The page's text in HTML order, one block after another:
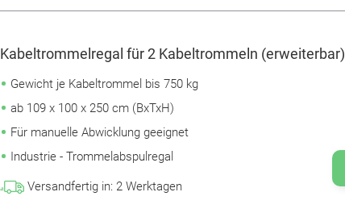
Kabeltrommelregal für 2 Kabeltrommeln (erweiterbar)
Gewicht je Kabeltrommel bis 750 kg
ab 109 x 100 x 250 cm (BxTxH)
Für manuelle Abwicklung geeignet
Industrie - Trommelabspulregal
Versandfertig in: 2 Werktagen